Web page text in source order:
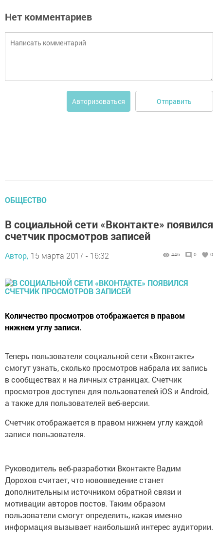
Нет комментариев
Авторизоваться Отправить
ОБЩЕСТВО
В социальной сети «Вконтакте» появился
счетчик просмотров записей
Автор, 15 марта 2017 - 16:32 446 0 0
Количество просмотров отображается в правом
нижнем углу записи.
Теперь пользователи социальной сети «Вконтакте»
смогут узнать, сколько просмотров набрала их запись
в сообществах и на личных страницах. Счетчик
просмотров доступен для пользователей iOS и Android,
а также для пользователей веб-версии.
Счетчик отображается в правом нижнем углу каждой
записи пользователя.
Руководитель веб-разработки Вконтакте Вадим
Дорохов считает, что нововведение станет
дополнительным источником обратной связи и
мотивации авторов постов. Таким образом
пользователи смогут определить, какая именно
информация вызывает наибольший интерес аудитории.